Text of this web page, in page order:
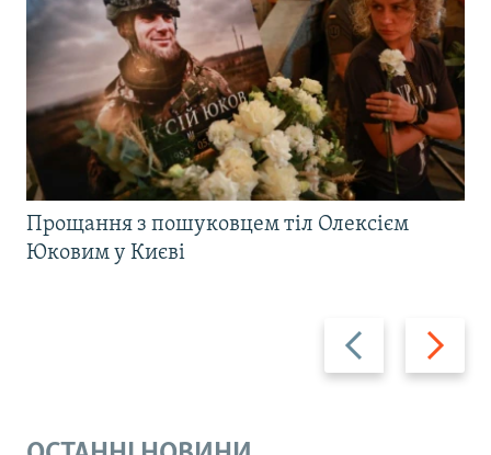
Назад Вперед
Прощання з пошуковцем тіл Олексієм
Юковим у Києві